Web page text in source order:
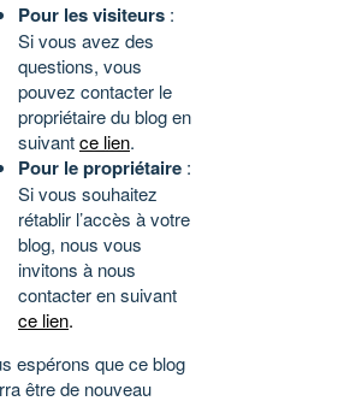
Pour les visiteurs :
Si vous avez des
questions, vous
pouvez contacter le
propriétaire du blog en
suivantce lien.
Pour le propriétaire :
Si vous souhaitez
rétablir l’accès à votre
blog, nous vous
invitons à nous
contacter en suivant
ce lien.
espérons que ce blog
être de nouveau